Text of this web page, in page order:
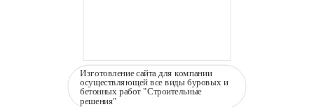
Изготовление сайта для компании
осуществляющей все виды буровых и
бетонных работ "Строительные
решения"